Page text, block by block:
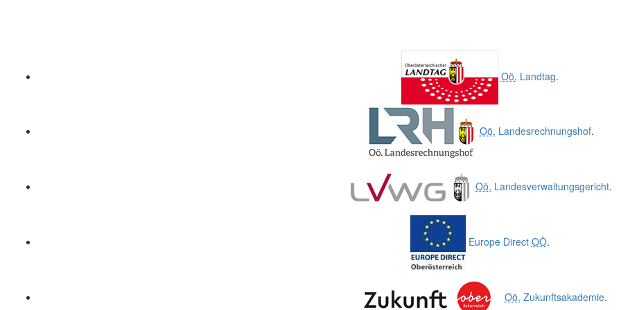
Oö. Landtag.
Oö. Landesrechnungshof.
Oö. Landesverwaltungsgericht.
Europe Direct OÖ.
Oö. Zukunftsakademie.